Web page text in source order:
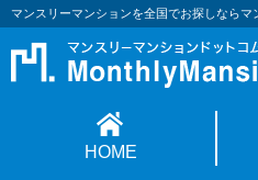
マンスリーマンションを全国でお探しなら
HOME